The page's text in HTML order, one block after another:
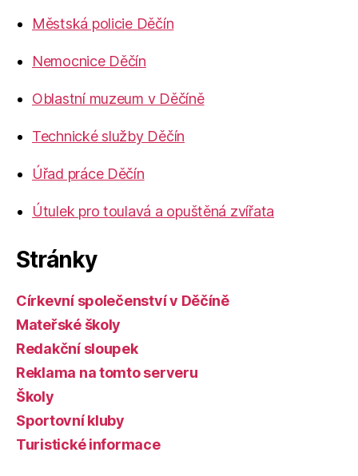
Městská policie Děčín
Nemocnice Děčín
Oblastní muzeum v Děčíně
Technické služby Děčín
Úřad práce Děčín
Útulek pro toulavá a opuštěná zvířata
Stránky
Církevní společenství v Děčíně
Mateřské školy
Redakční sloupek
Reklama na tomto serveru
Školy
Sportovní kluby
Turistické informace